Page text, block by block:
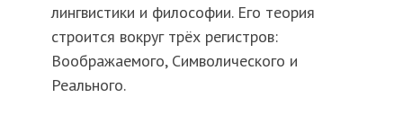
лингвистики и философии. Его теория
строится вокруг трёх регистров:
Воображаемого, Символического и
Реального.